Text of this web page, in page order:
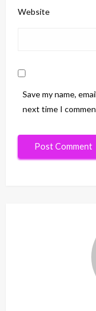
Website
Save my name,
next time I